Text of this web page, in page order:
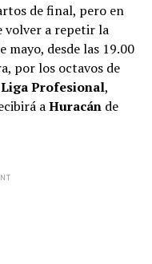
de final, pero en
volver a repetir la
mayo, desde las 19.00
por los octavos de
Profesional,
aHuracán de